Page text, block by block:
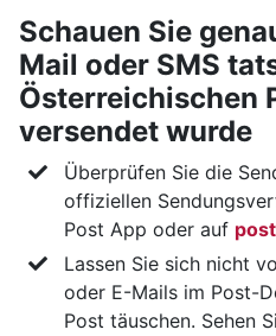
Schauen Sie
Mail oder SMS
Österreichischen
versendet wurde
Überprüfen Sie die
offiziellen
Post App oder auf
Lassen Sie sich nicht
oder E-Mails im Post-
Post täuschen. Sehen